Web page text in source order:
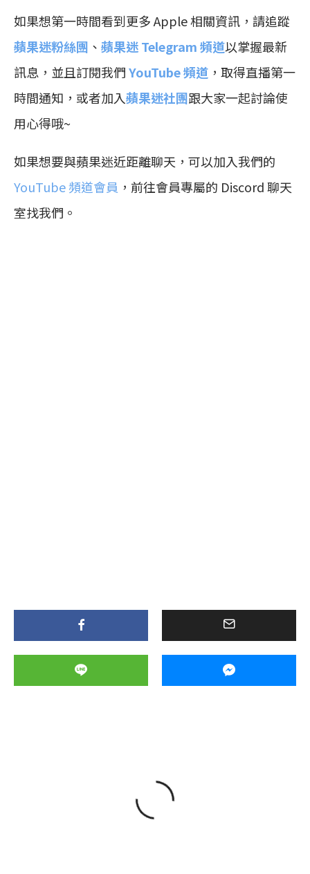
如果想第一時間看到更多 Apple 相關資訊，請追蹤
蘋果迷粉絲團 、 蘋果迷 Telegram 頻道以掌握最新
訊息，並且訂閱我們YouTube 頻道 ，取得直播第一
時間通知，或者加入蘋果迷社團跟大家一起討論使
用心得哦~
如果想要與蘋果迷近距離聊天，可以加入我們的
YouTube 頻道會員 ，前往會員專屬的 Discord 聊天
室找我們。